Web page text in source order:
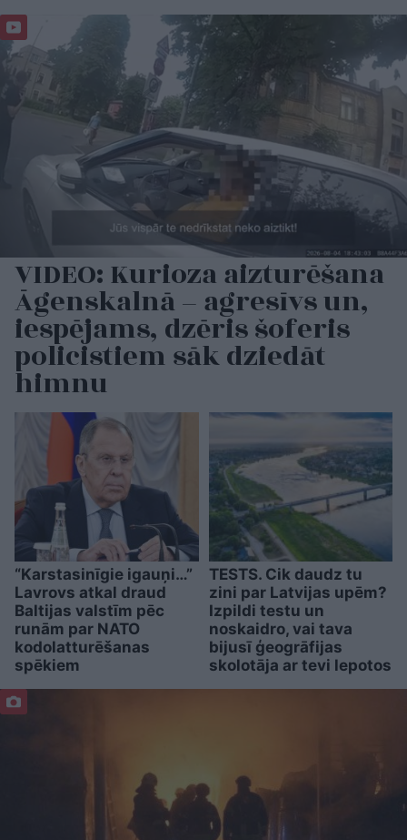
VIDEO: Kurioza aizturēšana
Āgenskalnā – agresīvs un,
iespējams, dzēris šoferis
policistiem sāk dziedāt
himnu
“Karstasinīgie igauņi…”
Lavrovs atkal draud
Baltijas valstīm pēc
runām par NATO
kodolatturēšanas
spēkiem
TESTS. Cik daudz tu
zini par Latvijas upēm?
Izpildi testu un
noskaidro, vai tava
bijusī ģeogrāfijas
skolotāja ar tevi lepotos